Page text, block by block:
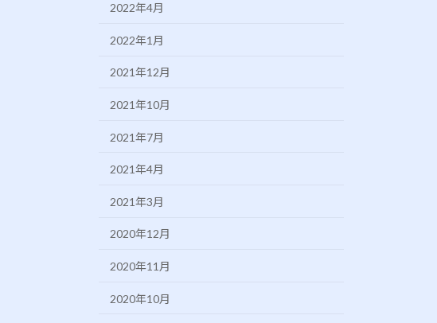
2022年4月
2022年1月
2021年12月
2021年10月
2021年7月
2021年4月
2021年3月
2020年12月
2020年11月
2020年10月